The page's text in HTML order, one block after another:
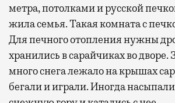
метра, потолками и русской
жила семья. Такая комната с
Для печного отопления нужны
хранились в сарайчиках во дворе.
много снега лежало на крышах
бегали и играли. Иногда